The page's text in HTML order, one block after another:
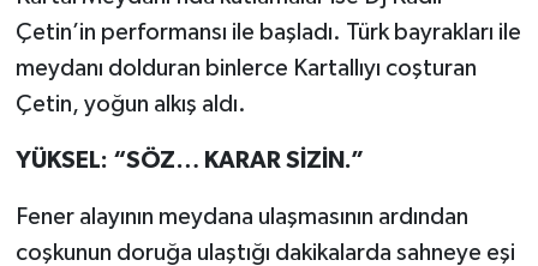
Çetin’in performansı ile başladı. Türk bayrakları ile
meydanı dolduran binlerce Kartallıyı coşturan
Çetin, yoğun alkış aldı.
YÜKSEL: “SÖZ… KARAR SİZİN.”
Fener alayının meydana ulaşmasının ardından
coşkunun doruğa ulaştığı dakikalarda sahneye eşi